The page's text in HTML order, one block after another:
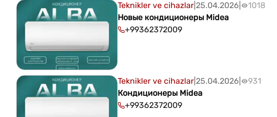
Teknikler ve cihazlar 25.04.2026
1018
Новые кондиционеры Midea
+99362372009
Teknikler ve cihazlar 25.04.2026
931
Кондиционеры Midea
+99362372009